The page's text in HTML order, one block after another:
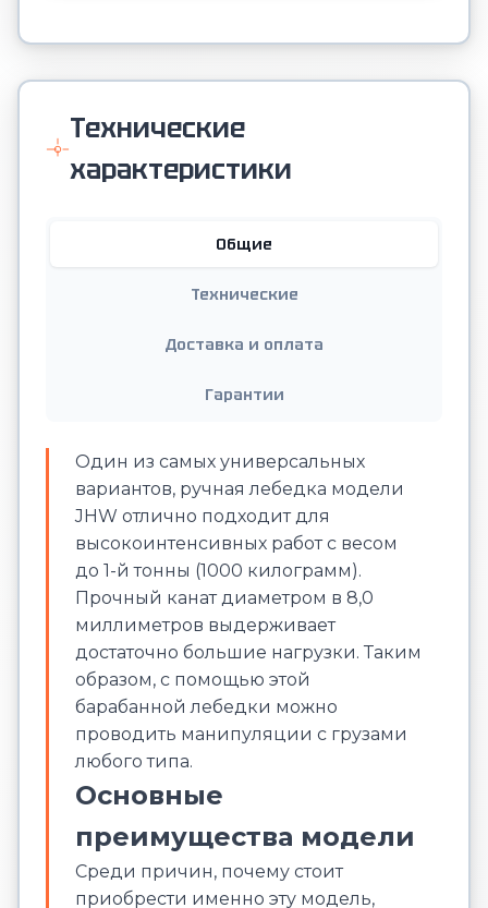
Технические
характеристики
Общие
Технические
Доставка и оплата
Гарантии
Один из самых универсальных
вариантов, ручная лебедка модели
JHW отлично подходит для
высокоинтенсивных работ с весом
до 1-й тонны (1000 килограмм).
Прочный канат диаметром в 8,0
миллиметров выдерживает
достаточно большие нагрузки. Таким
образом, с помощью этой
барабанной лебедки можно
проводить манипуляции с грузами
любого типа.
Основные
преимущества модели
Среди причин, почему стоит
приобрести именно эту модель,